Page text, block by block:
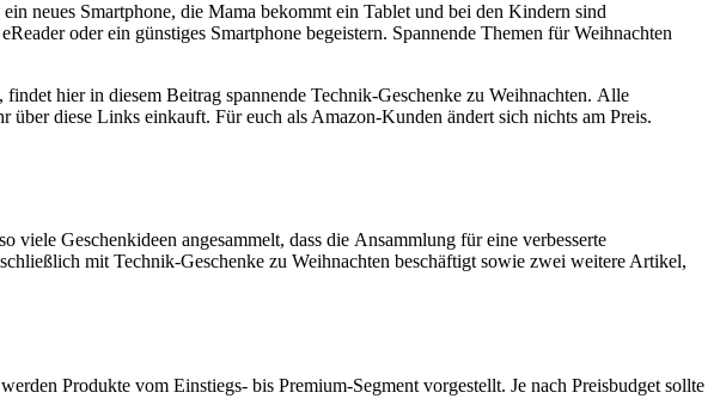
neues Smartphone, die Mama bekommt ein Tablet und bei den Kindern sind
oder ein günstiges Smartphone begeistern. Spannende Themen für Weihnachten
hier in diesem Beitrag spannende Technik-Geschenke zu Weihnachten. Alle
diese Links einkauft. Für euch als Amazon-Kunden ändert sich nichts am Preis.
viele Geschenkideen angesammelt, dass die Ansammlung für eine verbesserte
mit Technik-Geschenke zu Weihnachten beschäftigt sowie zwei weitere Artikel,
Produkte vom Einstiegs- bis Premium-Segment vorgestellt. Je nach Preisbudget sollte